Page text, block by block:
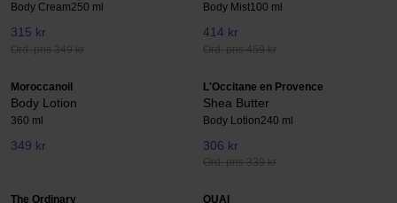
Body Cream250 ml
315 kr
Ord. pris 349 kr
Body Mist100 ml
414 kr
Ord. pris 459 kr
Moroccanoil
Body Lotion
360 ml
349 kr
L'Occitane en Provence
Shea Butter
Body Lotion240 ml
306 kr
Ord. pris 339 kr
The Ordinary OUAI